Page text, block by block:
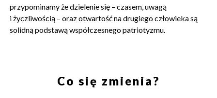
przypominamy że dzielenie się – czasem, uwagą
i życzliwością – oraz otwartość na drugiego człowieka są
solidną podstawą współczesnego patriotyzmu.
Co się zmienia?